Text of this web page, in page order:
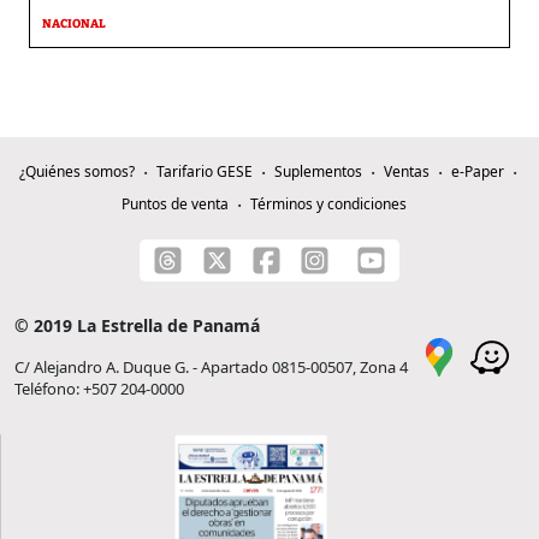
NACIONAL
¿Quiénes somos? Tarifario GESE Suplementos Ventas
e-Paper
Puntos de venta
Términos y condiciones
© 2019 La Estrella de Panamá
C/ Alejandro A. Duque G. - Apartado 0815-00507, Zona 4
Teléfono: +507 204-0000